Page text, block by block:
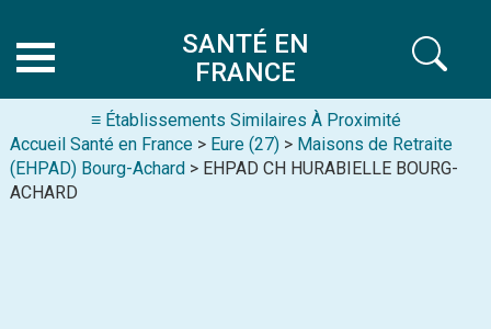
SANTÉ EN
FRANCE
≡ Établissements Similaires À Proximité
Accueil Santé en France > Eure (27) > Maisons de Retraite
(EHPAD) Bourg-Achard > EHPAD CH HURABIELLE BOURG-
ACHARD